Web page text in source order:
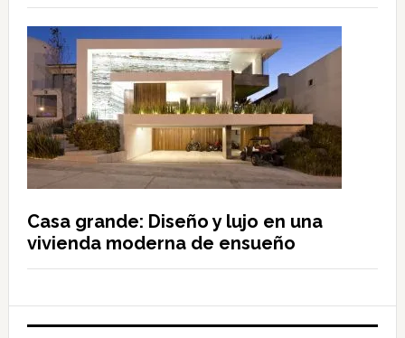
Casa grande: Diseño y lujo en una
vivienda moderna de ensueño